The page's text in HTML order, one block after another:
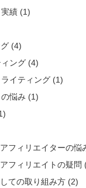
績 (1)
(4)
ング (4)
イティング (1)
悩み (1)
フィリエイターの悩
フィリエイトの疑問
ての取り組み方 (2)